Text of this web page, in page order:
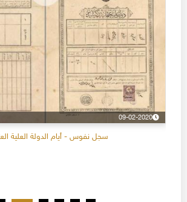
09-02-2020
سجل نفوس - أيام الدولة العلية